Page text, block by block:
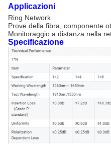
Applicazioni
Ring Network
Prove della fibra, componente
Monitoraggio a distanza nella
Specificazione